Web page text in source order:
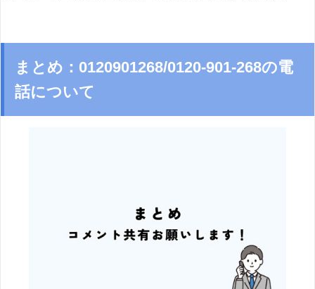
まとめ：0120901268/0120-901-268の電
話について